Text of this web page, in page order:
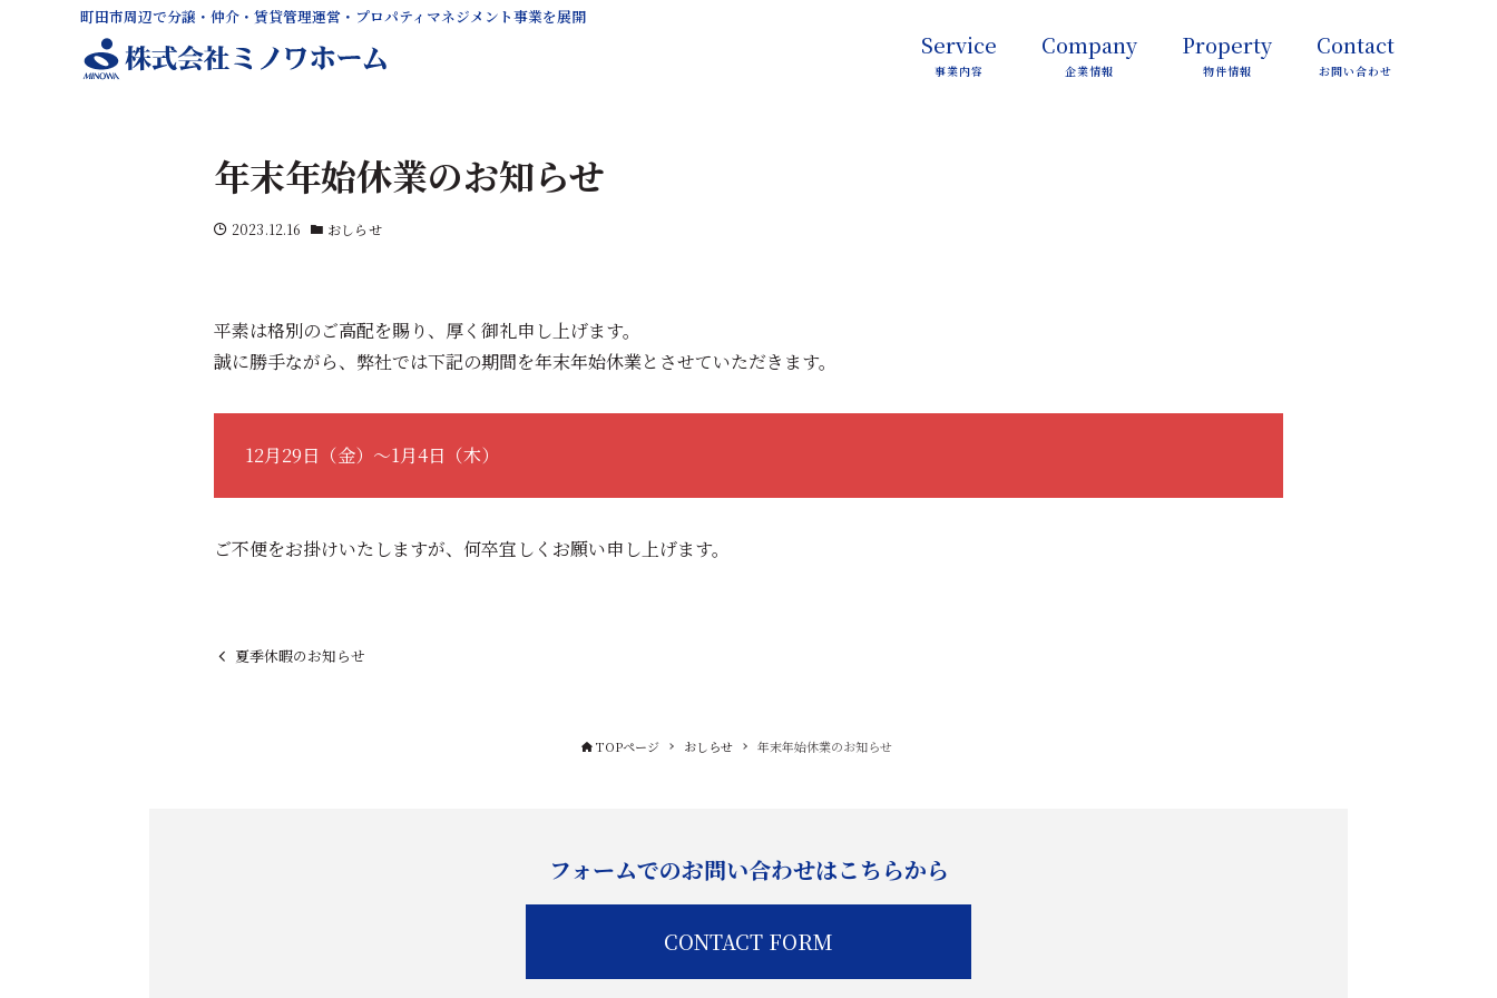
町田市周辺で分譲・仲介・賃貸管理運営・プロパティマネジメント事業を展開
Service
事業内容
Company
企業情報
Property
物件情報
Contact
お問い合わせ
年末年始休業のお知らせ
2023.12.16 おしらせ
平素は格別のご高配を賜り、厚く御礼申し上げます。
誠に勝手ながら、弊社では下記の期間を年末年始休業とさせていただきます。
12月29日（金）〜1月4日（木）
ご不便をお掛けいたしますが、何卒宜しくお願い申し上げます。
夏季休暇のお知らせ
TOPページ おしらせ 年末年始休業のお知らせ
フォームでのお問い合わせはこちらから
CONTACT FORM